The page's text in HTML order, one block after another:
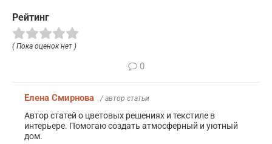
Рейтинг
( Пока оценок нет )
0
Елена Смирнова / автор статьи
Автор статей о цветовых решениях и текстиле в
интерьере. Помогаю создать атмосферный и уютный
дом.